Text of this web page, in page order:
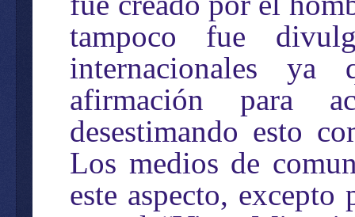
tampoco fue
internacionales ya
afirmación para
desestimando esto
Los medios de
este aspecto,